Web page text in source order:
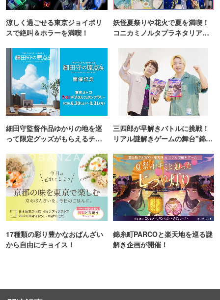
涼しく過ごせる東京ジョイポリ
スで絶叫＆ホラーを満喫！
妖怪夏祭りや花火で夏を満喫！
コニカミノルタプラネタリア
細田守監督作品ゆかりの地を巡
って限定グッズがもらえるチャ
三四郎が早解きバトルに挑戦！
リアル謎解きゲームの舞台"錦糸
17種類の彩り豊かなおばんざい
から自由にチョイス！
錦糸町PARCOと楽天地を巡る謎
解き企画が開催！